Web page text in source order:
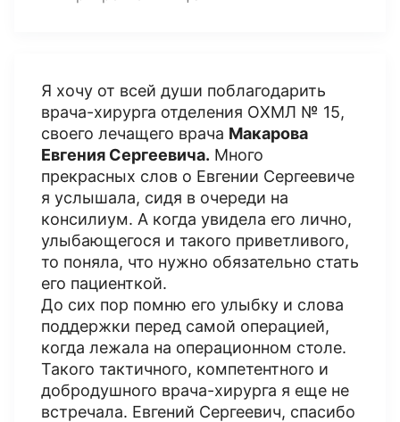
Я хочу от всей души поблагодарить
врача-хирурга отделения ОХМЛ № 15,
своего лечащего врача Макарова
Евгения Сергеевича. Много
прекрасных слов о Евгении Сергеевиче
я услышала, сидя в очереди на
консилиум. А когда увидела его лично,
улыбающегося и такого приветливого,
то поняла, что нужно обязательно стать
его пациенткой.
До сих пор помню его улыбку и слова
поддержки перед самой операцией,
когда лежала на операционном столе.
Такого тактичного, компетентного и
добродушного врача-хирурга я еще не
встречала. Евгений Сергеевич, спасибо